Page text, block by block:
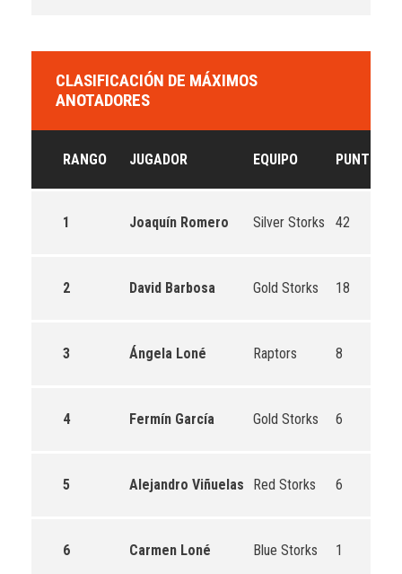
CLASIFICACIÓN DE MÁXIMOS
ANOTADORES
RANGO JUGADOR EQUIPO PUNTOS
1 Joaquín Romero Silver Storks 42
2 David Barbosa Gold Storks 18
3 Ángela Loné Raptors 8
4 Fermín García Gold Storks 6
5 Alejandro Viñuelas Red Storks 6
6 Carmen Loné Blue Storks 1